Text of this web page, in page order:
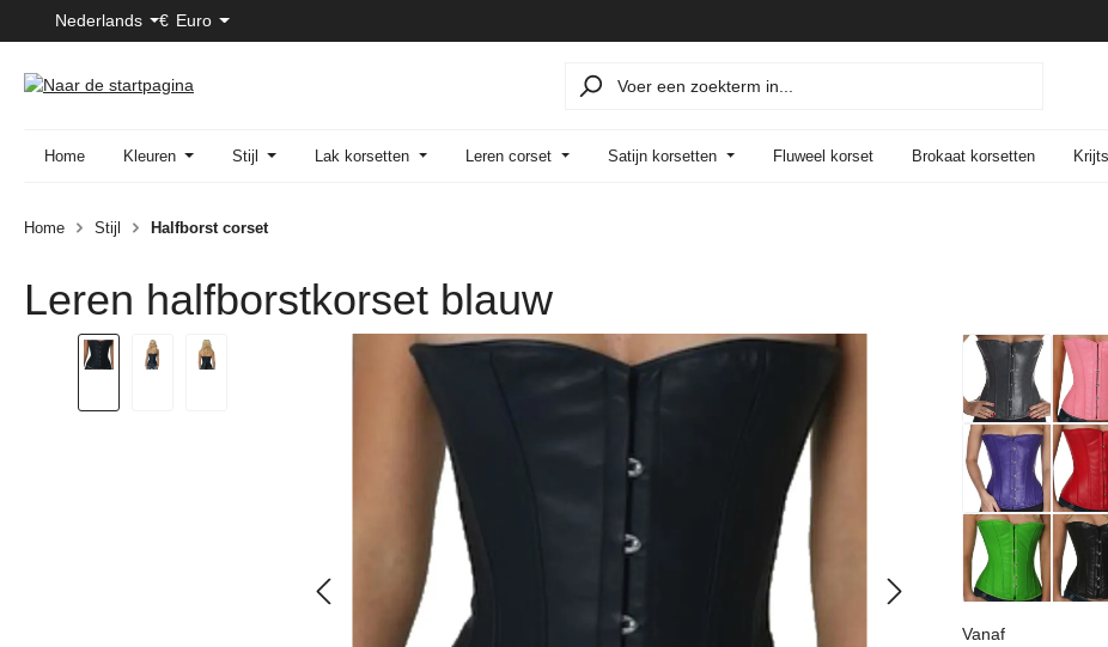
de hoofdinhoud
Ga naar de zoekopdracht
Ga naar de hoofdnavigatie
Nederlands € Euro
Home Kleuren Stijl Lak korsetten Leren corset Satijn korsetten Fluweel korset Brokaat korsetten
Home Stijl Halfborst corset
Leren halfborstkorset blauw
Afbeeldingengalerij overslaan
VanafNormale prijs: